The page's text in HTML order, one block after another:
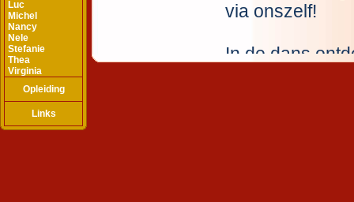
Luc
Michel
Nancy
Nele
Stefanie
Thea
Virginia
Opleiding
Links